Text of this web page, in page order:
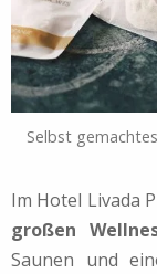
Selbst
Im Hotel Livada
großen
Saunen und